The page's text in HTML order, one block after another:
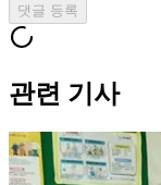
댓글 등록
관련 기사